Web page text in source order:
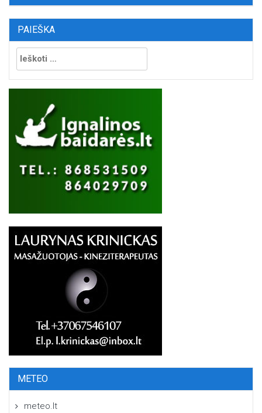
PAIEŠKA
Ieškoti:
METEO
meteo.lt